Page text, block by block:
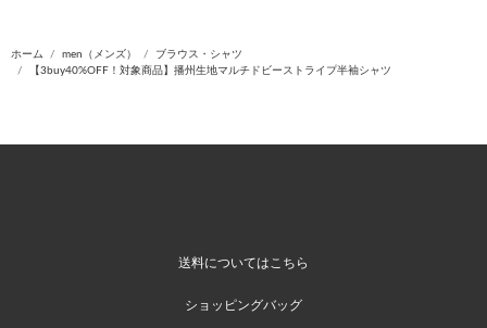
ホーム men（メンズ）
ブラウス・シャツ
【3buy40%OFF！対象商品】播州生地マルチドビーストライプ半袖シャツ
送料についてはこちら
ショッピングバッグ